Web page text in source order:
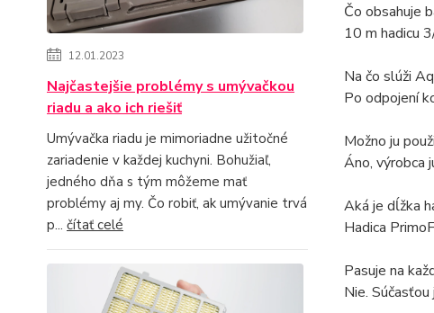
12.01.2023
Najčastejšie problémy s umývačkou
riadu a ako ich riešiť
Umývačka riadu je mimoriadne užitočné
zariadenie v každej kuchyni. Bohužiaľ,
jedného dňa s tým môžeme mať
problémy aj my. Čo robiť, ak umývanie trvá
p... čítať celé
Čo obsahuje
10 m hadicu
Na čo slúži
Po odpojení
Možno ju
Áno, výrobca
Aká je dĺžka
Hadica
Pasuje na
Nie.